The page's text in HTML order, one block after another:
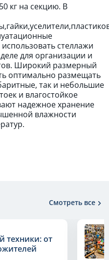
кг на секцию. В
стеллажи
для организации и
Широкий размерный
оптимально размещать
так и небольшие
и влагостойкое
надежное хранение
влажности
Смотреть все
техники: от